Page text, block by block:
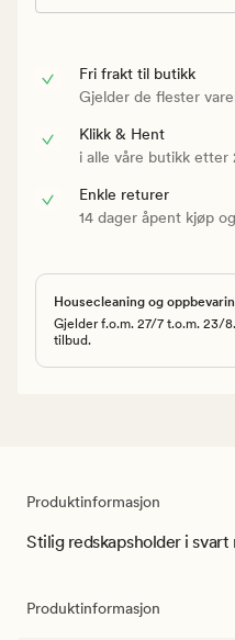
Fri frakt til butikk
Gjelder de flester
Klikk & Hent
i alle våre butikk etter
Enkle returer
14 dager åpent kjøp
Housecleaning og
Gjelder f.o.m. 27/7 t.o.m. 23/
tilbud.
Produktinformasjon
Stilig redskapsholder i svart
Produktinformasjon